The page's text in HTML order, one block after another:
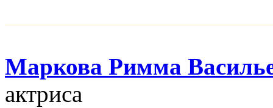
Маркова Римма
актриса